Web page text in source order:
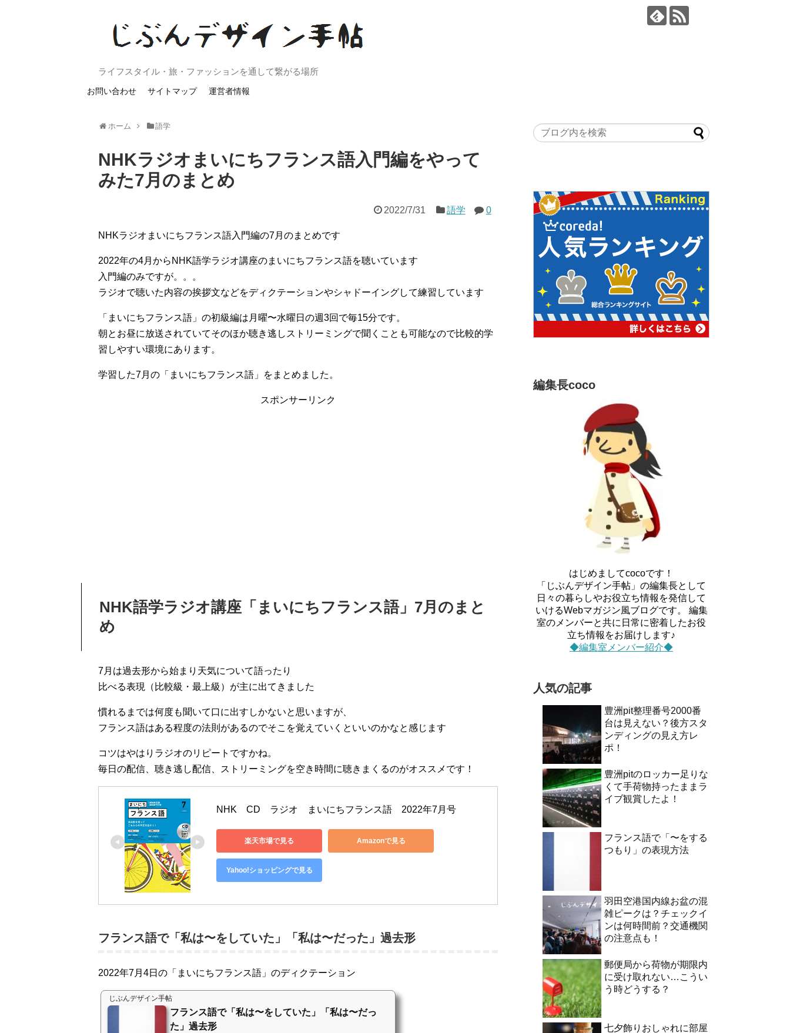
ライフスタイル・旅・ファッションを通して繋がる場所
お問い合わせ サイトマップ 運営者情報
ホーム 語学
NHKラジオまいにちフランス語入門編をやって
みた7月のまとめ
2022/7/31 語学 0
NHKラジオまいにちフランス語入門編の7月のまとめです
2022年の4月からNHK語学ラジオ講座のまいにちフランス語を聴いています
入門編のみですが。。。
ラジオで聴いた内容の挨拶文などをディクテーションやシャドーイングして練習しています
「まいにちフランス語」の初級編は月曜〜水曜日の週3回で毎15分です。
朝とお昼に放送されていてそのほか聴き逃しストリーミングで聞くことも可能なので比較的学
習しやすい環境にあります。
学習した7月の「まいにちフランス語」をまとめました。
スポンサーリンク
NHK語学ラジオ講座「まいにちフランス語」7月のまと
め
7月は過去形から始まり天気について語ったり
比べる表現（比較級・最上級）が主に出てきました
慣れるまでは何度も聞いて口に出すしかないと思いますが、
フランス語はある程度の法則があるのでそこを覚えていくといいのかなと感じます
コツはやはりラジオのリピートですかね。
毎日の配信、聴き逃し配信、ストリーミングを空き時間に聴きまくるのがオススメです！
NHK　CD　ラジオ　まいにちフランス語　2022年7月号
楽天市場で見る Amazonで見る
Yahoo!ショッピングで見る
フランス語で「私は〜をしていた」「私は〜だった」過去形
2022年7月4日の「まいにちフランス語」のディクテーション
じぶんデザイン手帖
フランス語で「私は〜をしていた」「私は〜だっ
た」過去形
編集長coco
はじめましてcocoです！
「じぶんデザイン手帖」の編集長として
日々の暮らしやお役立ち情報を発信して
いけるWebマガジン風ブログです。 編集
室のメンバーと共に日常に密着したお役
立ち情報をお届けします♪
◆編集室メンバー紹介◆
人気の記事
豊洲pit整理番号2000番
台は見えない？後方スタ
ンディングの見え方レ
ポ！
豊洲pitのロッカー足りな
くて手荷物持ったままラ
イブ観賞したよ！
フランス語で「〜をする
つもり」の表現方法
羽田空港国内線お盆の混
雑ピークは？チェックイ
ンは何時間前？交通機関
の注意点も！
郵便局から荷物が期限内
に受け取れない…こうい
う時どうする？
七夕飾りおしゃれに部屋